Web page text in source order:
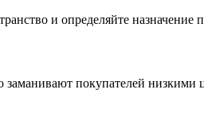
и определяйте назначение
заманивают покупателей низкими